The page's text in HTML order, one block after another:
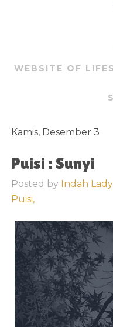
WEBSITE OF
Kamis, Desember 3
Puisi : Sunyi
Posted by Indah
Puisi,